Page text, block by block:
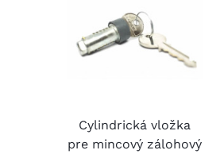
Cylindrická vložka
pre mincový zálohový